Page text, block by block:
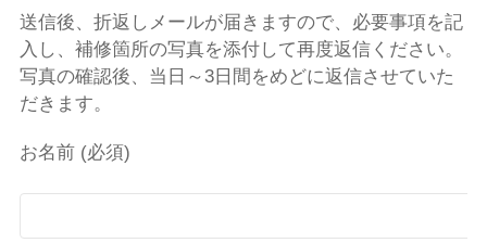
送信後、折返しメールが届きますので、必要事項を記
入し、補修箇所の写真を添付して再度返信ください。
写真の確認後、 当日～3日間をめどに返信させていた
だきます。
お名前 (必須)